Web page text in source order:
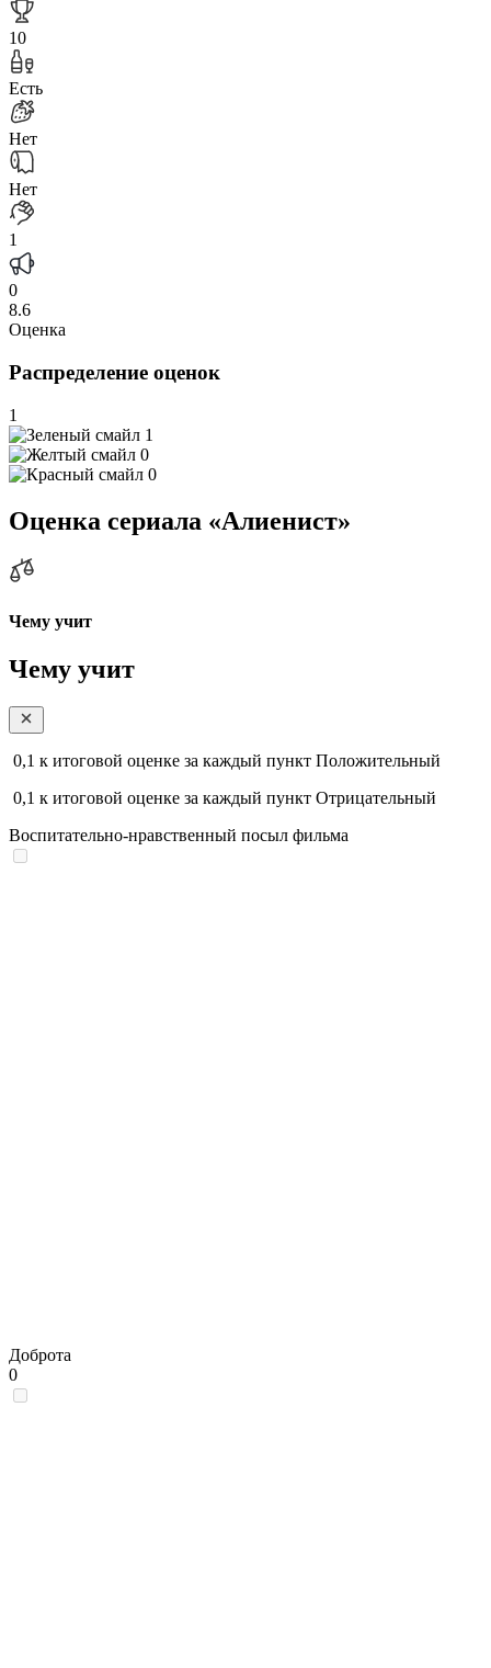
10
Есть
Нет
Нет
1
0
8.6
Оценка
Распределение оценок
1
1
0
0
Оценка сериала «Алиенист»
Чему учит
Чему учит
0,1 к итоговой оценке за каждый пункт Положительный
0,1 к итоговой оценке за каждый пункт Отрицательный
Воспитательно-нравственный посыл фильма
Доброта
0